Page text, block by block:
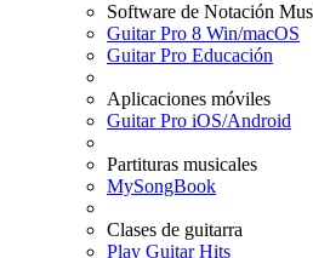
Software de Notación
Guitar Pro 8 Win/macOS
Guitar Pro Educación
Aplicaciones móviles
Guitar Pro iOS/Android
Partituras musicales
MySongBook
Clases de guitarra
Play Guitar Hits